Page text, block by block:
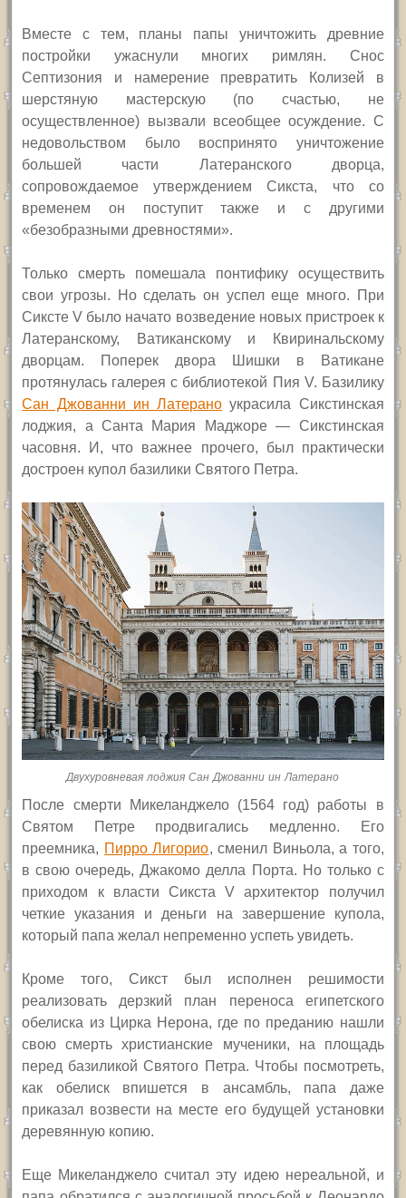
Вместе с тем, планы папы уничтожить древние
постройки ужаснули многих римлян. Снос
Септизония и намерение превратить Колизей в
шерстяную мастерскую (по счастью, не
осуществленное) вызвали всеобщее осуждение. С
недовольством было воспринято уничтожение
большей части Латеранского дворца,
сопровождаемое утверждением Сикста, что со
временем он поступит также и с другими
«безобразными древностями».
Только смерть помешала понтифику осуществить
свои угрозы. Но сделать он успел еще много. При
СикстеV было начато возведение новых пристроек к
Латеранскому, Ватиканскому и Квиринальскому
дворцам. Поперек двора Шишки в Ватикане
протянулась галерея с библиотекой Пия V. Базилику
Сан Джованни ин Латерано украсила Сикстинская
лоджия, а Санта Мария Маджоре — Сикстинская
часовня. И, что важнее прочего, был практически
достроен купол базилики Святого Петра.
Двухуровневая лоджия Сан Джованни ин Латерано
После смерти Микеланджело (1564 год) работы в
Святом Петре продвигались медленно. Его
преемника, Пирро Лигорио, сменил Виньола, а того,
в свою очередь, Джакомо делла Порта. Но только с
приходом к власти СикстаVархитектор получил
четкие указания и деньги на завершение купола,
который папа желал непременно успеть увидеть.
Кроме того, Сикст был исполнен решимости
реализовать дерзкий план переноса египетского
обелиска из Цирка Нерона, где по преданию нашли
свою смерть христианские мученики, на площадь
перед базиликой Святого Петра. Чтобы посмотреть,
как обелиск впишется в ансамбль, папа даже
приказал возвести на месте его будущей установки
деревянную копию.
Еще Микеланджело считал эту идею нереальной, и